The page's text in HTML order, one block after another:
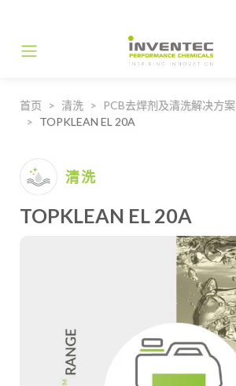
Main Navigation
首页 清洗
PCB去焊剂及清洗解决方案
TOPKLEAN EL 20A
清洗
TOPKLEAN EL 20A